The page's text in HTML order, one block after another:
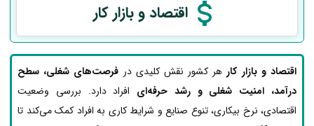
اقتصاد و بازار کار
اقتصاد و بازار کار هر کشور نقش کلیدی در فرصت‌های شغلی، سطح
درآمد، امنیت شغلی و رشد حرفه‌ای افراد دارد. بررسی وضعیت
اقتصادی، نرخ بیکاری، تنوع صنایع و شرایط کاری به افراد کمک می‌کند تا